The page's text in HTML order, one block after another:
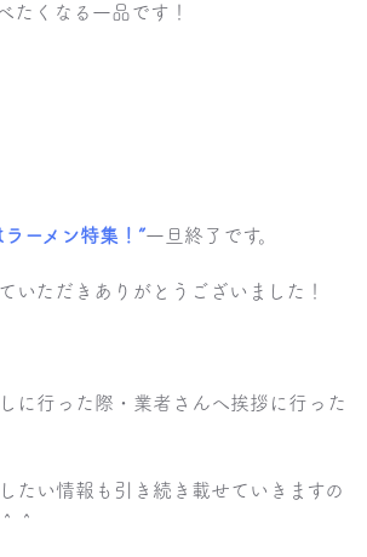
たくなる一品です！
ーメン特集！”一旦終了です。
いただきありがとうございました！
に行った際・業者さんへ挨拶に行った
たい情報も引き続き載せていきますの
＾